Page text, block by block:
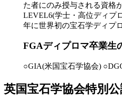
た者にのみ授与される資格
LEVEL6(学士・高位ディプ
年に世界初の宝石学ディプ
FGAディプロマ卒業生
○GIA(米国宝石学協会)
英国宝石学協会特別